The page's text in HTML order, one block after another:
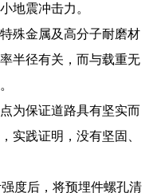
地震冲击力。
殊金属及高分子耐磨材
半径有关，而与载重无
为保证道路具有坚实而
实践证明，没有坚固、
度后，将预埋件螺孔清